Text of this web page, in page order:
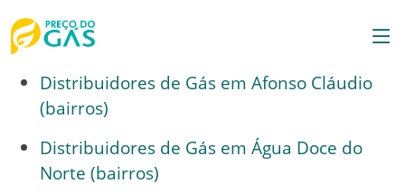
Distribuidores de Gás em Afonso Cláudio
(bairros)
Distribuidores de Gás em Água Doce do
Norte (bairros)